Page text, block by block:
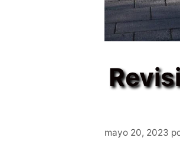
mayo 20, 2023